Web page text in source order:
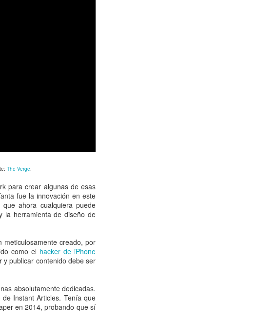
The Verge.
para crear algunas de esas
fue la innovación en este
ahora cualquiera puede
la herramienta de diseño de
creado, por
como el hacker de iPhone
y publicar contenido debe ser
absolutamente dedicadas.
Instant Articles. Tenía que
en 2014, probando que sí